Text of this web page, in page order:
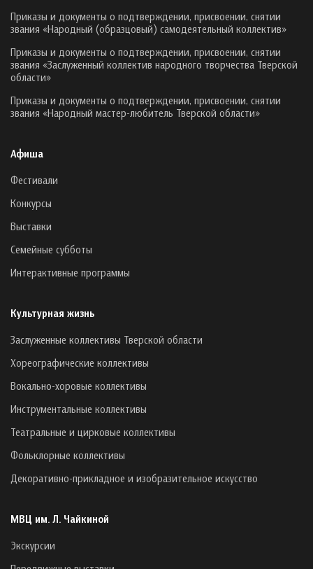
Приказы и документы о подтверждении, присвоении, снятии
звания «Народный (образцовый) самодеятельный коллектив»
Приказы и документы о подтверждении, присвоении, снятии
звания «Заслуженный коллектив народного творчества Тверской
области»
Приказы и документы о подтверждении, присвоении, снятии
звания «Народный мастер-любитель Тверской области»
Афиша
Фестивали
Конкурсы
Выставки
Семейные субботы
Интерактивные программы
Культурная жизнь
Заслуженные коллективы Тверской области
Хореографические коллективы
Вокально-хоровые коллективы
Инструментальные коллективы
Театральные и цирковые коллективы
Фольклорные коллективы
Декоративно-прикладное и изобразительное искусство
МВЦ им. Л. Чайкиной
Экскурсии